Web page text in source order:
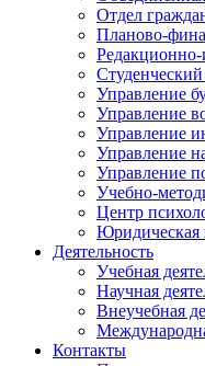
Отдел
Планово-
Редакционно-
Студенческий
Управление
Управление
Управление
Управление
Управление
Учебно-
Центр
Юридическая
Деятельность
Учебная
Научная
Внеучебная
Контакты